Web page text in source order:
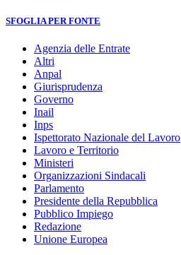
SFOGLIA PER FONTE
Agenzia delle Entrate
Altri
Anpal
Giurisprudenza
Governo
Inail
Inps
Ispettorato Nazionale del Lavoro
Lavoro e Territorio
Ministeri
Organizzazioni Sindacali
Parlamento
Presidente della Repubblica
Pubblico Impiego
Redazione
Unione Europea